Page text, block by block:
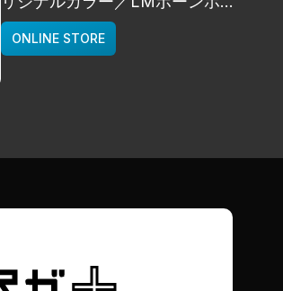
イト]
deps
ONLINE STORE